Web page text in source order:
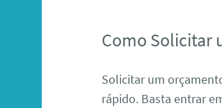
Como Solicitar
Solicitar um
rápido. Basta entrar